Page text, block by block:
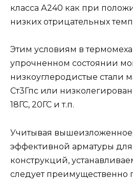
класса А240 как при
низких отрицательных
Этим условиям в
упрочненном состоянии
низкоуглеродистые стали
Ст3Гпс или
18ГС, 20ГС и т.п.
Учитывая вышеизложенное,
эффективной арматуры
конструкций,
следует преимущественно